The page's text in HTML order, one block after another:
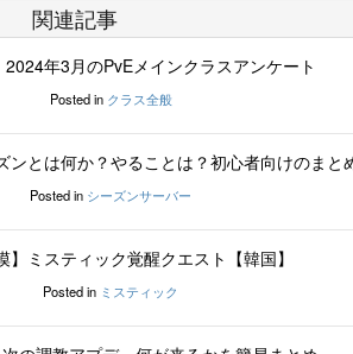
関連記事
2024年3月のPvEメインクラスアンケート
Posted in クラス全般
ンとは何か？やることは？初心者向けのまと
Posted in シーズンサーバー
】ミスティック覚醒クエスト【韓国】
Posted in ミスティック